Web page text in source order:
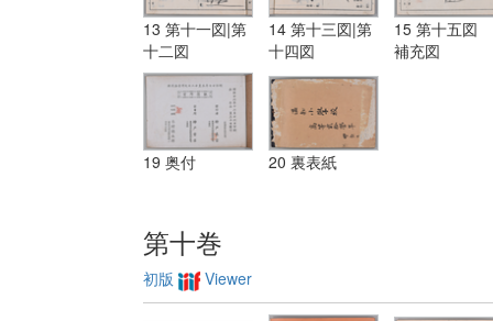
13 第十一図|第
十二図
14 第十三図|第
十四図
15 第十五図
補充図
19 奥付 20 裏表紙
第十巻
初版 Viewer